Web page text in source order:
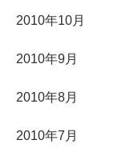
2010年10月
2010年9月
2010年8月
2010年7月